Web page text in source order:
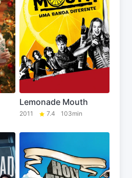
Lemonade Mouth
2011 7.4 103min